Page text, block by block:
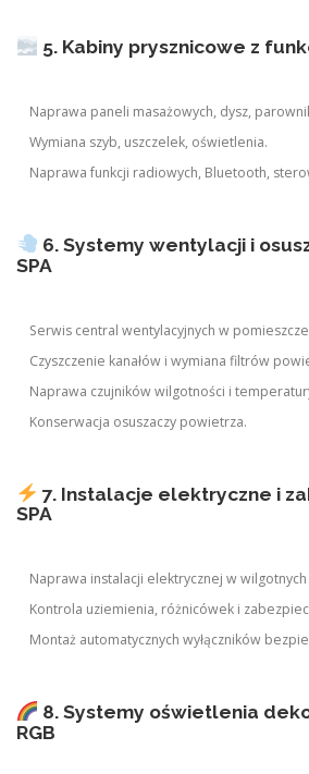
5. Kabiny prysznicowe z
Naprawa paneli masażowych, dysz,
Wymiana szyb, uszczelek, oświetlenia.
Naprawa funkcji radiowych, Bluetooth,
6. Systemy wentylacji i
SPA
Serwis central wentylacyjnych w
Czyszczenie kanałów i wymiana filtrów
Naprawa czujników wilgotności i
Konserwacja osuszaczy powietrza.
7. Instalacje elektryczne i
SPA
Naprawa instalacji elektrycznej w
Kontrola uziemienia, różnicówek i
Montaż automatycznych wyłączników
8. Systemy oświetlenia
RGB